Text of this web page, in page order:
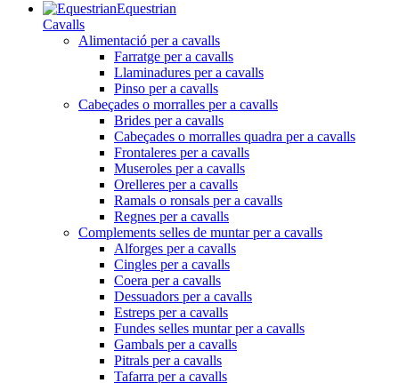
Equestrian
Cavalls
Alimentació per a cavalls
Farratge per a cavalls
Llaminadures per a cavalls
Pinso per a cavalls
Cabeçades o morralles per a cavalls
Brides per a cavalls
Cabeçades o morralles quadra per a cavalls
Frontaleres per a cavalls
Museroles per a cavalls
Orelleres per a cavalls
Ramals o ronsals per a cavalls
Regnes per a cavalls
Complements selles de muntar per a cavalls
Alforges per a cavalls
Cingles per a cavalls
Coera per a cavalls
Dessuadors per a cavalls
Estreps per a cavalls
Fundes selles muntar per a cavalls
Gambals per a cavalls
Pitrals per a cavalls
Tafarra per a cavalls